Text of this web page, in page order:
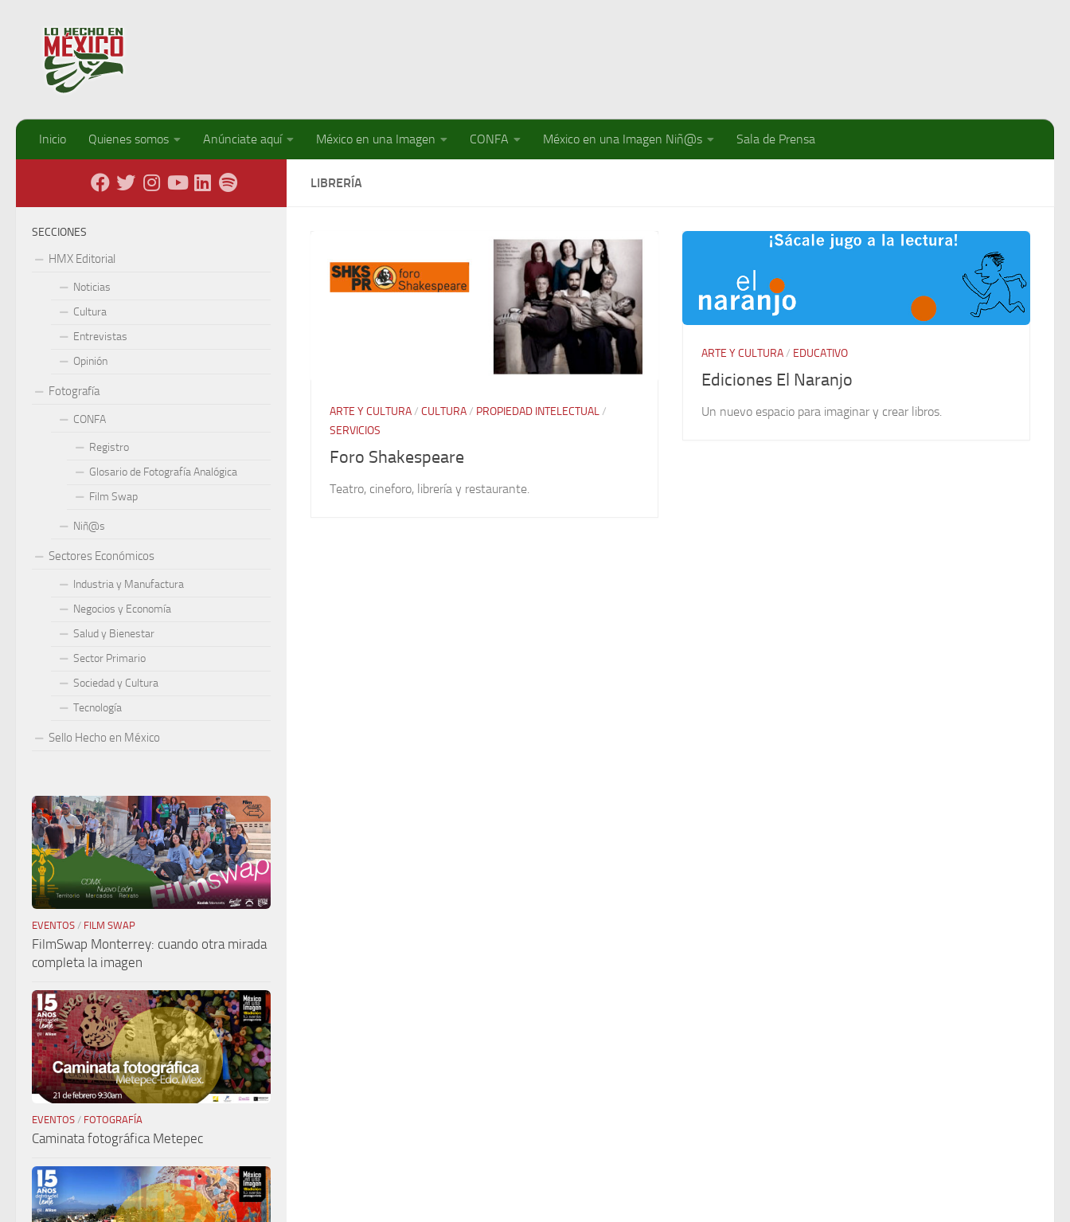
Inicio Quienes somos Anúnciate aquí México en una Imagen CONFA México en una Imagen Niñ@s Sala de Prensa
LIBRERÍA
ARTE Y CULTURA/ CULTURA/ PROPIEDAD INTELECTUAL/
SERVICIOS
Foro Shakespeare
Teatro, cineforo, librería y restaurante.
ARTE Y CULTURA/ EDUCATIVO
Ediciones El Naranjo
Un nuevo espacio para imaginar y crear libros.
SECCIONES
HMX Editorial
Noticias
Cultura
Entrevistas
Opinión
Fotografía
CONFA
Registro
Glosario de Fotografía Analógica
Film Swap
Niñ@s
Sectores Económicos
Industria y Manufactura
Negocios y Economía
Salud y Bienestar
Sector Primario
Sociedad y Cultura
Tecnología
Sello Hecho en México
EVENTOS / FILM SWAP
FilmSwap Monterrey: cuando otra mirada
completa la imagen
EVENTOS / FOTOGRAFÍA
Caminata fotográfica Metepec